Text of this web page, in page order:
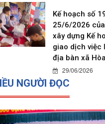
Kế hoạch số
25/6/2026
xây dựng Kế
giao dịch việc
địa bàn xã
29/06/2026
NGƯỜI ĐỌC